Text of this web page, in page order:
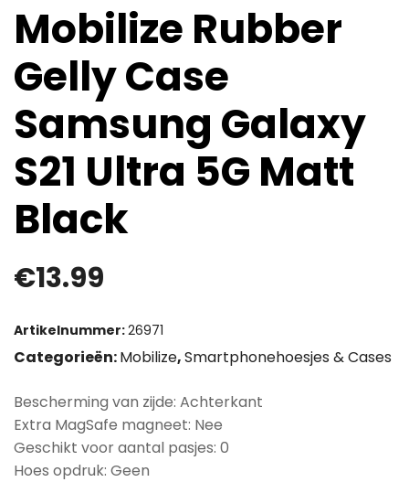
Mobilize Rubber
Gelly Case
Samsung Galaxy
S21 Ultra 5G Matt
Black
€13.99
Artikelnummer:26971
Categorieën:Mobilize,Smartphonehoesjes & Cases
Bescherming van zijde: Achterkant
Extra MagSafe magneet: Nee
Geschikt voor aantal pasjes: 0
Hoes opdruk: Geen